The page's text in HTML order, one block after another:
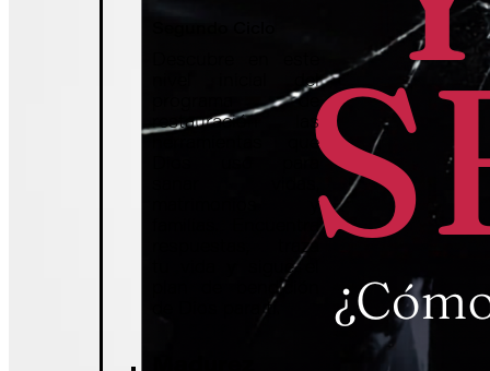
nivel inicial del
programa de
restauración las
herramientas que
matrimonios y
familias. Encuentra
respuestas, traza
tu vida y sigue el
plan de bendición
de Dios para ti.